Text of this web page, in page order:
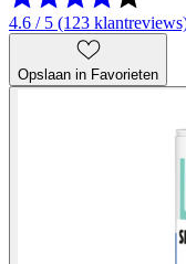
4.6 / 5 (123
Opslaan in Favorieten